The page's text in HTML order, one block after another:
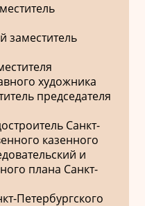
заместитель
художника
председателя
Санкт-
казенного
и
плана Санкт-
Петербургского